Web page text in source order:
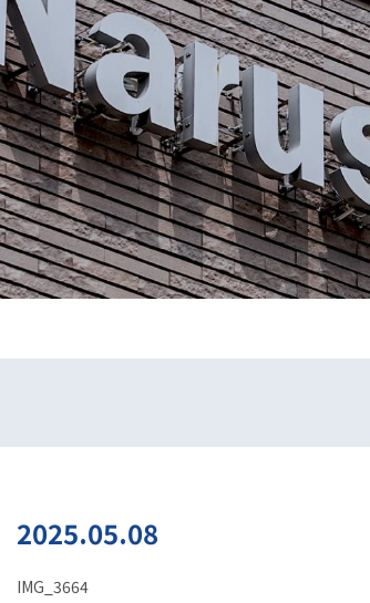
2025.05.08
IMG_3664